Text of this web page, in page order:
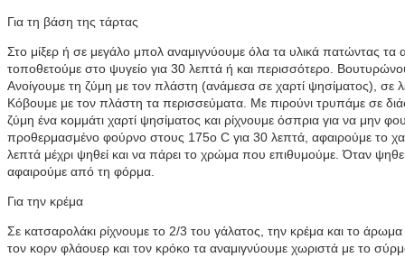
Για τη βάση της τάρτας
Στο μίξερ ή σε μεγάλο μπολ αναμιγνύουμε όλα τα υλικά πατώντας
τοποθετούμε στο ψυγείο για 30 λεπτά ή και περισσότερο.
Ανοίγουμε τη ζύμη με τον πλάστη (ανάμεσα σε χαρτί ψησίματος),
Κόβουμε με τον πλάστη τα περισσεύματα. Με πιρούνι τρυπάμε σε
ζύμη ένα κομμάτι χαρτί ψησίματος και ρίχνουμε όσπρια για να μην
προθερμασμένο φούρνο στους 175o C για 30 λεπτά, αφαιρούμε το
λεπτά μέχρι ψηθεί και να πάρει το χρώμα που επιθυμούμε. Όταν
αφαιρούμε από τη φόρμα.
Για την κρέμα
Σε κατσαρολάκι ρίχνουμε το 2/3 του γάλατος, την κρέμα και το
τον κορν φλάουερ και τον κρόκο τα αναμιγνύουμε χωριστά με το